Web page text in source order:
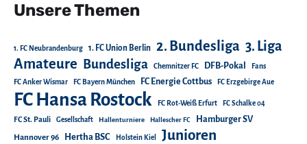
Unsere Themen
1. FC Neubrandenburg 1. FC Union Berlin 2. Bundesliga 3. Liga
Amateure Bundesliga Chemnitzer FC DFB-Pokal Fans
FC Anker Wismar FC Bayern München FC Energie Cottbus FC Erzgebirge Aue
FC Hansa Rostock FC Rot-Weiß Erfurt FC Schalke 04
FC St. Pauli Gesellschaft Hallenturniere Hallescher FC Hamburger SV
Hannover 96 Hertha BSC Holstein Kiel Junioren